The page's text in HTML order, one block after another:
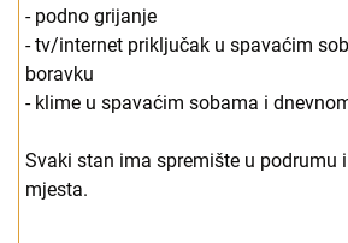
- podno grijanje
- tv/internet priključak u spavaćim
boravku
- klime u spavaćim sobama i
Svaki stan ima spremište u podrumu
mjesta.